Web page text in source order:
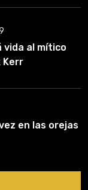
vida al mítico
Kerr
en las orejas